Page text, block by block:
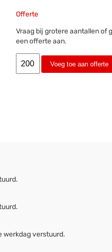
Offerte
Vraag bij grotere aantallen of
een offerte aan.
Voeg toe aan offerte
werkdag verstuurd.